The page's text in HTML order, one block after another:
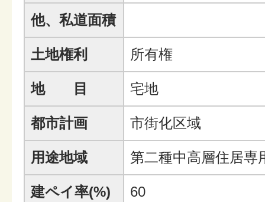
他、私道面積
土地権利 所有権
地 目 宅地
都市計画 市街化区域
用途地域 第二種中高層住居専
建ペイ率(%) 60